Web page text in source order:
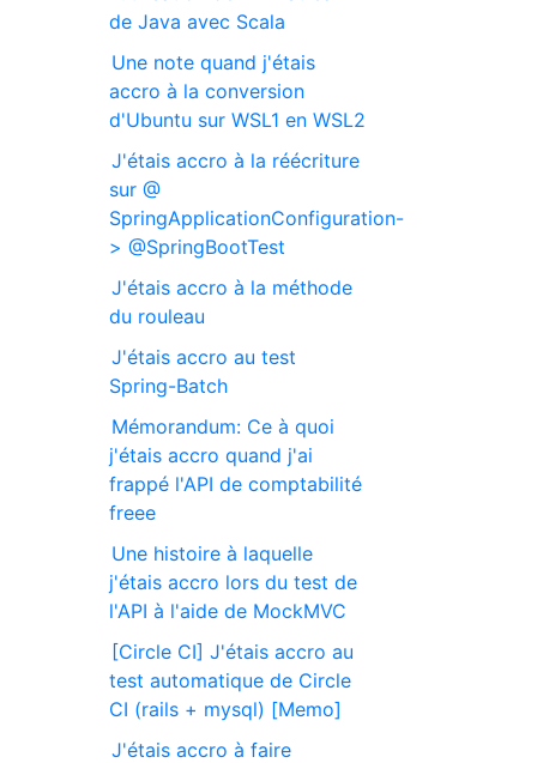
de Java avec Scala
Une note quand j'étais
accro à la conversion
d'Ubuntu sur WSL1 en WSL2
J'étais accro à la réécriture
sur @
SpringApplicationConfiguration-
> @SpringBootTest
J'étais accro à la méthode
du rouleau
J'étais accro au test
Spring-Batch
Mémorandum: Ce à quoi
j'étais accro quand j'ai
frappé l'API de comptabilité
freee
Une histoire à laquelle
j'étais accro lors du test de
l'API à l'aide de MockMVC
[Circle CI] J'étais accro au
test automatique de Circle
CI (rails + mysql) [Memo]
J'étais accro à faire